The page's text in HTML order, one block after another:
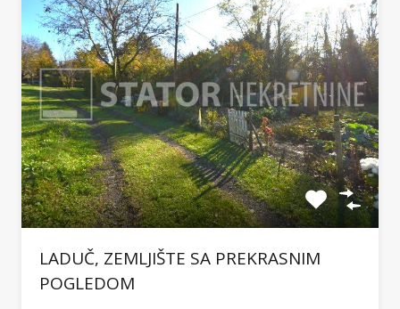
LADUČ, ZEMLJIŠTE SA PREKRASNIM
POGLEDOM